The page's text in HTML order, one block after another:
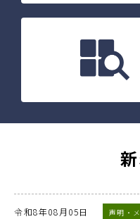
令和8年08月05日 声明・